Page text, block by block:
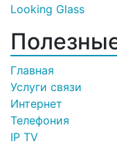
Looking Glass
Главная
Услуги связи
Интернет
Телефония
IP TV